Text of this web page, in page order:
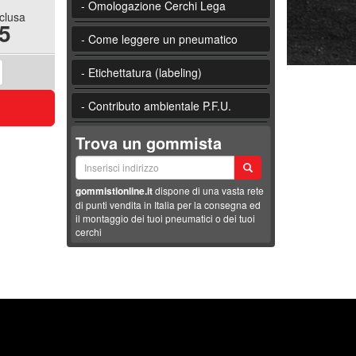
- Omologazione Cerchi Lega
- Come leggere un pneumatico
- Etichettatura (labeling)
- Contributo ambientale P.F.U.
Trova un gommista
gommistionline.itdispone di una vasta rete
di punti vendita in Italia per la consegna ed
il montaggio dei tuoi pneumatici o dei tuoi
cerchi